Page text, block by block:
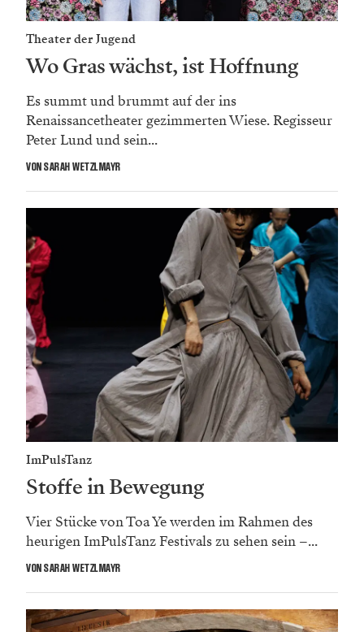
Theater der Jugend
Wo Gras wächst, ist Hoffnung
Es summt und brummt auf der ins
Renaissancetheater gezimmerten Wiese. Regisseur
Peter Lund und sein...
VON SARAH WETZLMAYR
ImPulsTanz
Stoffe in Bewegung
Vier Stücke von Toa Ye werden im Rahmen des
heurigen ImPulsTanz Festivals zu sehen sein –...
VON SARAH WETZLMAYR